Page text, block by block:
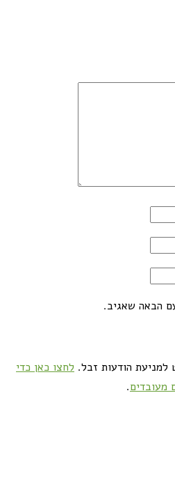
הבאה שאגיב.
הודעות זבל. לחצו כאן כדי
מעובדים.